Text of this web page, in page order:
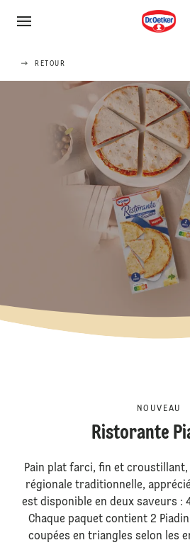
RETOUR
NOUVEAU
Ristorante
Pain plat farci, fin et
régionale traditionnelle,
est disponible en deux saveurs :
Chaque paquet contient 2
coupées en triangles selon les